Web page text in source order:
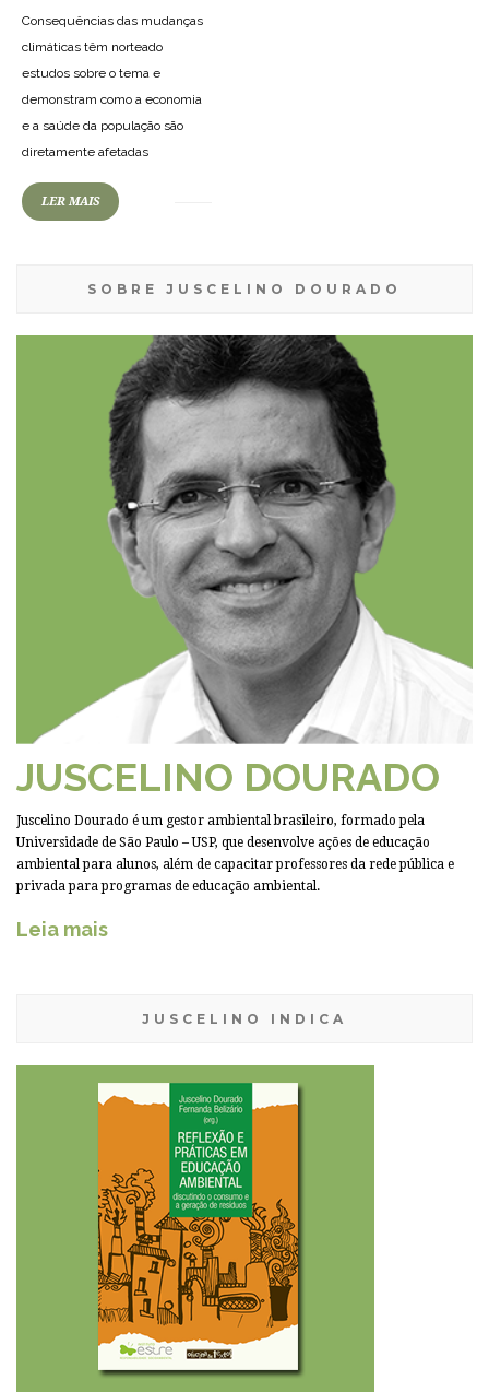
Consequências das mudanças
climáticas têm norteado
estudos sobre o tema e
demonstram como a economia
e a saúde da população são
diretamente afetadas
LER MAIS
SOBRE JUSCELINO DOURADO
JUSCELINO DOURADO
Juscelino Dourado é um gestor ambiental brasileiro, formado pela
Universidade de São Paulo – USP, que desenvolve ações de educação
ambiental para alunos, além de capacitar professores da rede pública e
privada para programas de educação ambiental.
Leia mais
JUSCELINO INDICA